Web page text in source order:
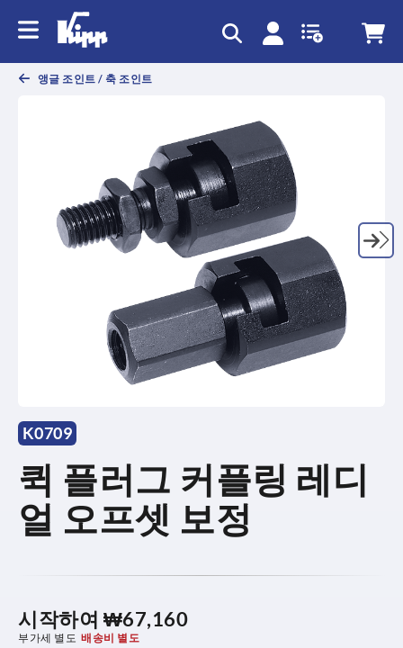
앵글 조인트 / 축 조인트
K0709
퀵 플러그 커플링 레디
얼 오프셋 보정
시작하여 ₩67,160
부가세 별도 배송비 별도